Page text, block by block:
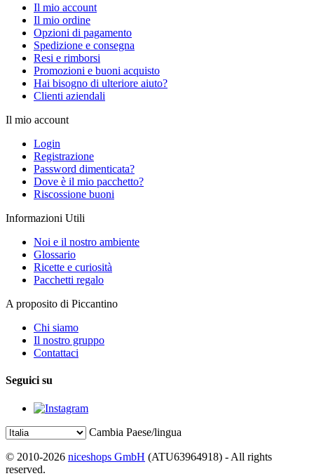
Il mio account
Il mio ordine
Opzioni di pagamento
Spedizione e consegna
Resi e rimborsi
Promozioni e buoni acquisto
Hai bisogno di ulteriore aiuto?
Clienti aziendali
Il mio account
Login
Registrazione
Password dimenticata?
Dove è il mio pacchetto?
Riscossione buoni
Informazioni Utili
Noi e il nostro ambiente
Glossario
Ricette e curiosità
Pacchetti regalo
A proposito di Piccantino
Chi siamo
Il nostro gruppo
Contattaci
Seguici su
Cambia Paese/lingua
© 2010-2026 niceshops GmbH (ATU63964918) - All rights
reserved.